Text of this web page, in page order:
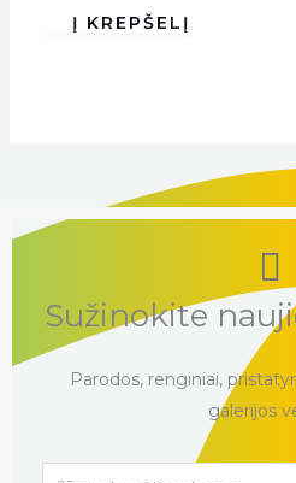
Sužinokite
Parodos, renginiai,
galerijos